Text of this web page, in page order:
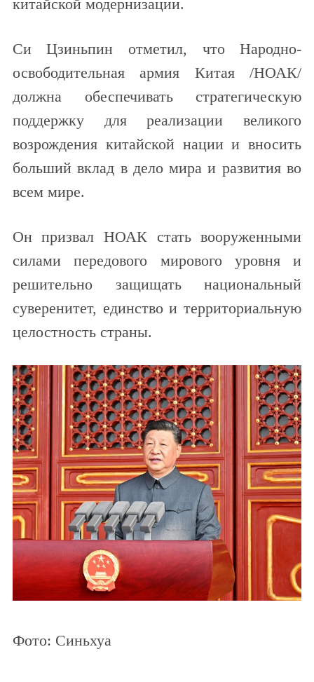
китайской модернизации.
Си Цзиньпин отметил, что Народно-
освободительная армия Китая /НОАК/
должна обеспечивать стратегическую
поддержку для реализации великого
возрождения китайской нации и вносить
больший вклад в дело мира и развития во
всем мире.
Он призвал НОАК стать вооруженными
силами передового мирового уровня и
решительно защищать национальный
суверенитет, единство и территориальную
целостность страны.
Фото: Синьхуа